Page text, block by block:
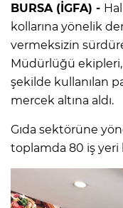
BURSA (İGFA) -
kollarına yönelik
vermeksizin
Müdürlüğü ekipleri,
şekilde kullanılan
mercek altına aldı.
Gıda sektörüne
toplamda 80 iş